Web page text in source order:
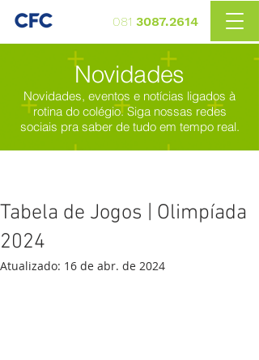
081 3087.2614
Novidades
Novidades, eventos e notícias ligados à
rotina do colégio. Siga nossas redes
sociais pra saber de tudo em tempo real.
Tabela de Jogos | Olimpíada
2024
Atualizado: 16 de abr. de 2024